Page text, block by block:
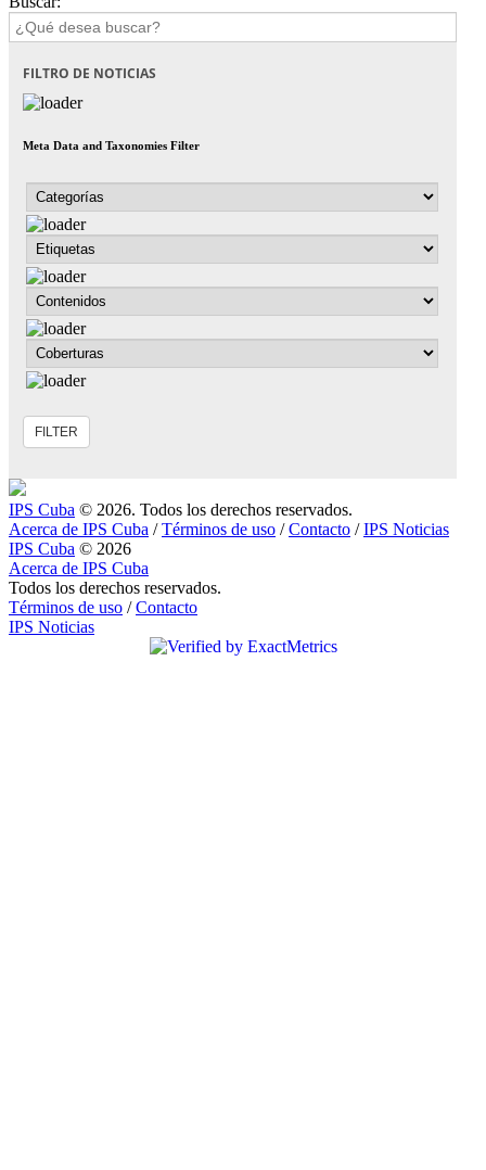
FILTRO DE NOTICIAS
Meta Data and Taxonomies Filter
IPS Cuba © 2026. Todos los derechos reservados.
Acerca de IPS Cuba / Términos de uso / Contacto / IPS Noticias
IPS Cuba © 2026
Acerca de IPS Cuba
Todos los derechos reservados.
Términos de uso / Contacto
IPS Noticias